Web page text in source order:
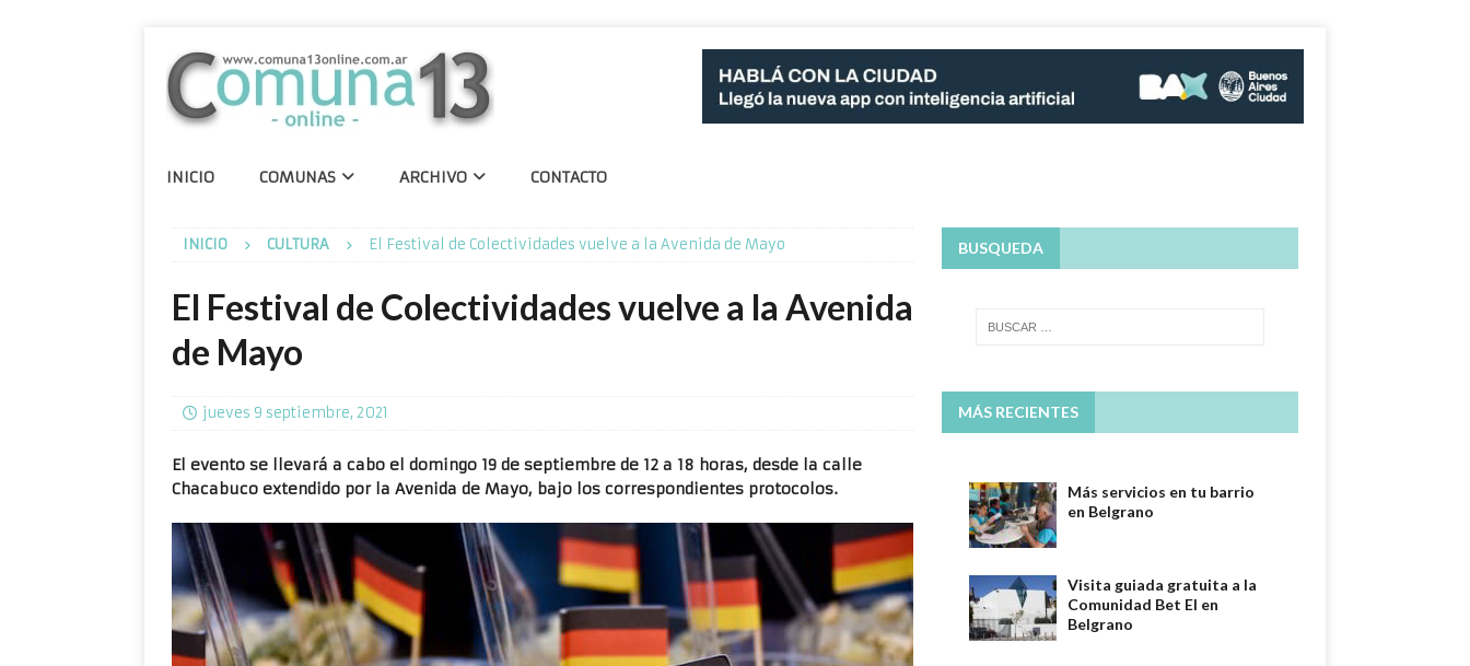
INICIO COMUNAS ARCHIVO CONTACTO
INICIO CULTURA El Festival de Colectividades vuelve a la Avenida de Mayo
El Festival de Colectividades vuelve a la Avenida
de Mayo
jueves 9 septiembre, 2021
El evento se llevará a cabo el domingo 19 de septiembre de 12 a 18 horas, desde la calle
Chacabuco extendido por la Avenida de Mayo, bajo los correspondientes protocolos.
BUSQUEDA
MÁS RECIENTES
Más servicios en tu barrio
en Belgrano
Visita guiada gratuita a la
Comunidad Bet El en
Belgrano